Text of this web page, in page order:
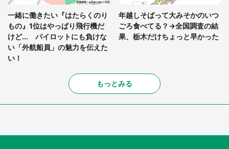
一緒に働きたい『はたらくのり
もの』1位はやっぱり飛行機だ
けど... パイロットにも負けな
い「外航船員」の魅力を伝えた
い！
年越しそばって大みそかのいつ
ごろ食べてる？→全国調査の結
果、栃木だけちょっと早かった
もっとみる